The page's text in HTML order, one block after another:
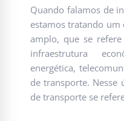
Quando falamos de
estamos tratando um
amplo, que se
infraestrutura
energética,
de transporte. Nesse
de transporte se